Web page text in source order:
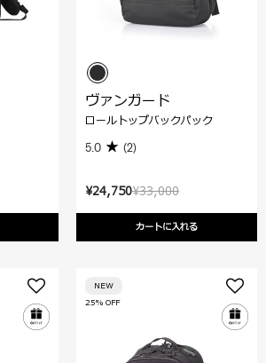
¥33,000
¥24,750
カートに入れる
ヴァンガード
ロールトップバックパック
5.0 (2)
25% OFF
NEW